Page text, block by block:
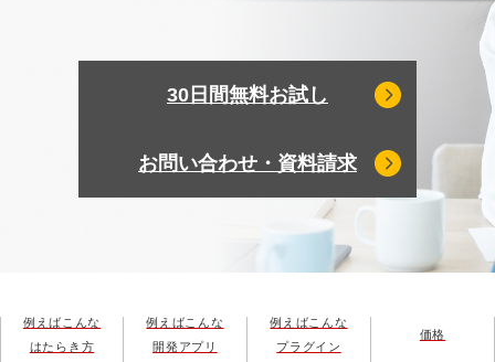
30日間無料お試し
お問い合わせ・資料請求
例えばこんな
はたらき方
例えばこんな
開発アプリ
例えばこんな
プラグイン
価格